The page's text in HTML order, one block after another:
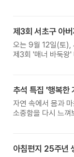
오는 9월 12일(토),
제3회 '매너 바둑왕'
추석 특집 '행복한
자연 속에서 몸과
소중함을 다시 느껴
아침편지 25주년